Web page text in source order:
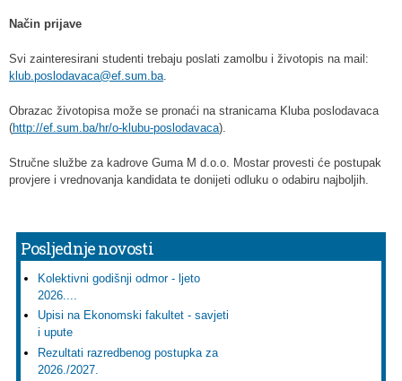
Način prijave
Svi zainteresirani studenti trebaju poslati zamolbu i životopis na mail:
klub.poslodavaca@ef.sum.ba.
Obrazac životopisa može se pronaći na stranicama Kluba poslodavaca
(http://ef.sum.ba/hr/o-klubu-poslodavaca).
Stručne službe za kadrove Guma M d.o.o. Mostar provesti će postupak
provjere i vrednovanja kandidata te donijeti odluku o odabiru najboljih.
Posljednje novosti
Kolektivni godišnji odmor - ljeto
2026....
Upisi na Ekonomski fakultet - savjeti
i upute
Rezultati razredbenog postupka za
2026./2027.